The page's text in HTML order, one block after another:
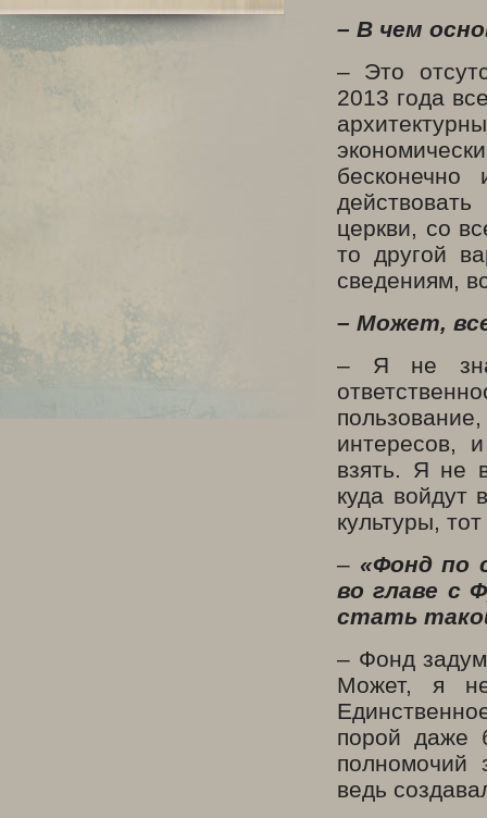
– В чем
– Это
2013 года
церкви, со
то другой
сведениям,
– Может,
– Я не
интересов,
взять. Я не
куда войдут
культуры,
– «Фонд по
во главе с
стать
– Фонд
Может, я
порой даже
полномочий
ведь